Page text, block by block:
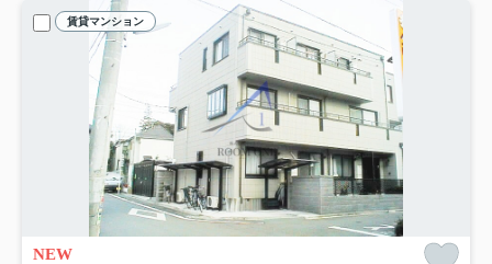
賃貸マンション
NEW